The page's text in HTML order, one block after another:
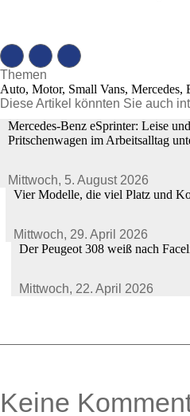
Themen
Auto, Motor, Small Vans, Mercedes,
Diese Artikel könnten Sie auch
Mercedes-Benz eSprinter: Leise
Pritschenwagen im Arbeitsalltag
Mittwoch, 5. August 2026
Vier Modelle, die viel Platz und
Mittwoch, 29. April 2026
Der Peugeot 308 weiß nach
Mittwoch, 22. April 2026
Keine